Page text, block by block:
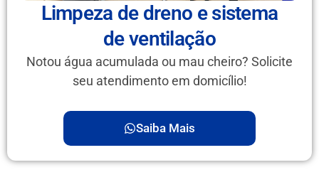
Limpeza de dreno e sistema
de ventilação
Notou água acumulada ou mau cheiro? Solicite
seu atendimento em domicílio!
Saiba Mais